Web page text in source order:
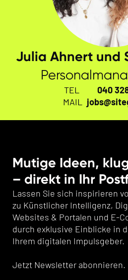
Julia Ahnert und
TEL
040
MAIL
Mutige Ideen,
– direkt in Ihr
Lassen Sie sich inspirieren
zu Künstlicher Intelligenz,
Websites & Portalen und E-
durch exklusive Einblicke in
Ihrem digitalen Impulsgeber.
Jetzt Newsletter abonnieren.